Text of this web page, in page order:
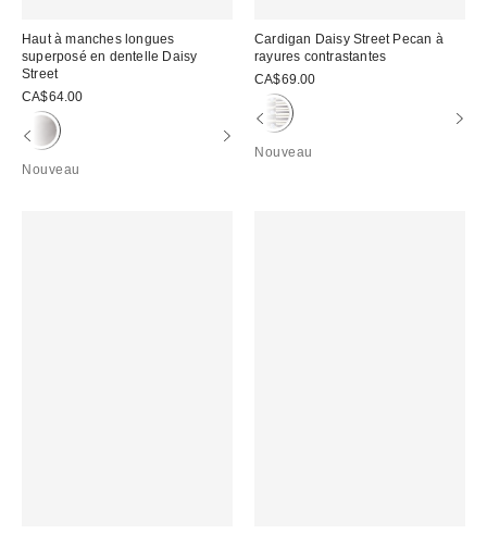
Haut à manches longues
superposé en dentelle Daisy
Street
CA$64.00
Nouveau
Cardigan Daisy Street Pecan à
rayures contrastantes
CA$69.00
Nouveau